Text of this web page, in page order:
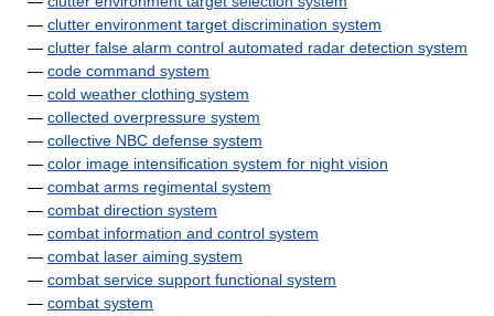
— clutter environment target discrimination system
— clutter false alarm control automated radar detection system
— code command system
— cold weather clothing system
— collected overpressure system
— collective NBC defense system
— color image intensification system for night vision
— combat arms regimental system
— combat direction system
— combat information and control system
— combat laser aiming system
— combat service support functional system
— combat system